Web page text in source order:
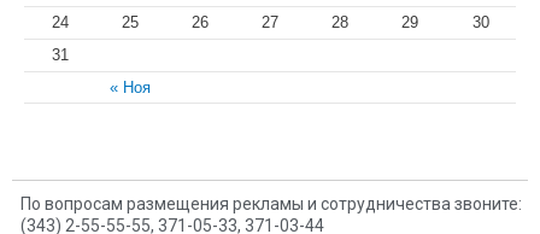
« Ноя
24
25 26 27 28 29
30
31
По вопросам размещения рекламы и сотрудничества звоните:
(343) 2-55-55-55, 371-05-33, 371-03-44